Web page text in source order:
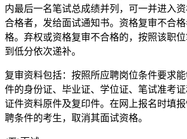
内最后一名笔试总成绩并列，可一并进入
合格者，发给面试通知书。资格复审不合
格。弃权或资格复审不合格的，按照该职
到低分依次递补。
复审资料包括：按照所应聘岗位条件要求
件的身份证、毕业证、学位证、笔试准考
证件资料原件及复印件。在网上报名时填
聘条件的考生，取消其面试资格。